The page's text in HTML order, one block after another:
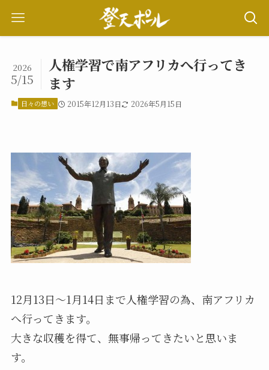
人権学習で南アフリカへ行ってき
ます
2026
5/15
日々の想い 2015年12月13日 2026年5月15日
12月13日～1月14日まで人権学習の為、南アフリカ
へ行ってきます。
大きな収穫を得て、無事帰ってきたいと思いま
す。